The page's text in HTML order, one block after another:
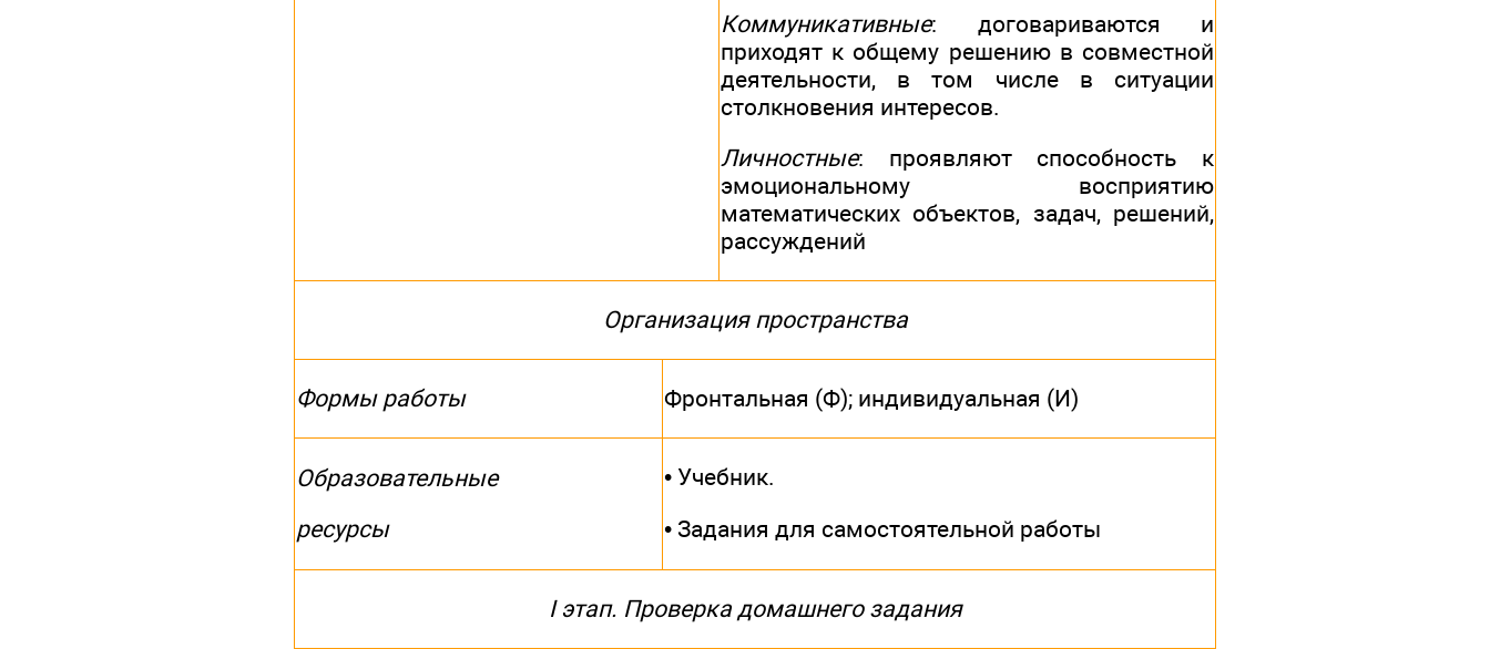
Коммуникативные: договариваются и
приходят к общему решению в совместной
деятельности, в том числе в ситуации
столкновения интересов.
Личностные: проявляют способность к
эмоциональному восприятию
математических объектов, задач, решений,
рассуждений
Организация пространства
Формы работы Фронтальная (Ф); индивидуальная (И)
Образовательные
ресурсы
• Учебник.
• Задания для самостоятельной работы
I этап. Проверка домашнего задания